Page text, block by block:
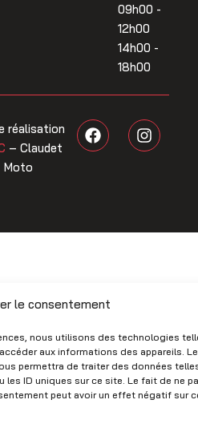
le consentement
nous utilisons des technologies
aux informations des appareils.
permettra de traiter des données
ID uniques sur ce site. Le fait de ne
peut avoir un effet négatif sur
09h00 -
12h00
14h00 -
18h00
réalisation
– Claudet
Moto
F
a
c
k
I
n
s
a